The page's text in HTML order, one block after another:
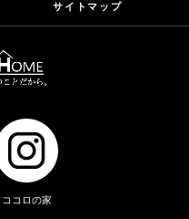
サイトマップ
ココロの家